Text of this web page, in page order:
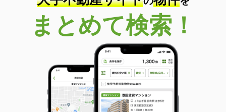
まとめて検索！